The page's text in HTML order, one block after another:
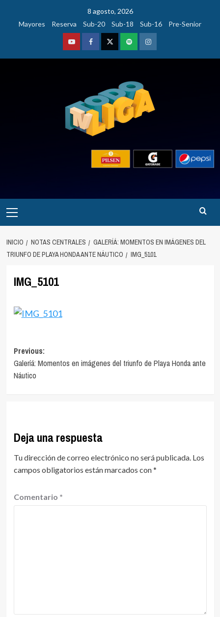
contenido
8 agosto, 2026
Mayores
Reserva Sub-20 Sub-18 Sub-16 Pre-Senior
YoutubeFacebookTwitterPodcastInstagram
principal
INICIO NOTAS CENTRALES
GALERÍÁ: MOMENTOS EN IMÁGENES DEL
TRIUNFO DE PLAYA HONDA ANTE NÁUTICO
IMG_5101
IMG_5101
Navegación
de
entradas
Previous:
Galeríá: Momentos en imágenes del triunfo de Playa Honda ante
Náutico
Deja una respuesta
Tu dirección de correo electrónico no será publicada. Los
campos obligatorios están marcados con*
Comentario *